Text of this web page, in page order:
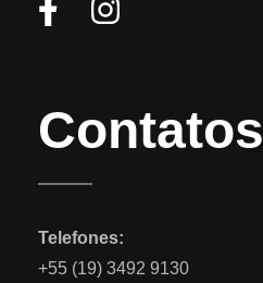
Contatos
Telefones:
+55 (19) 3492 9130